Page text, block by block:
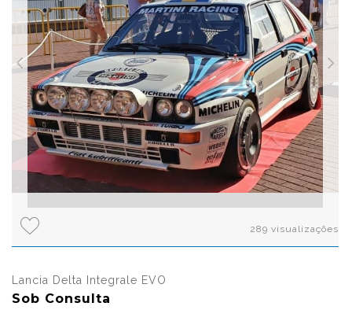
289 visualizações
Lancia Delta Integrale EVO
Sob Consulta